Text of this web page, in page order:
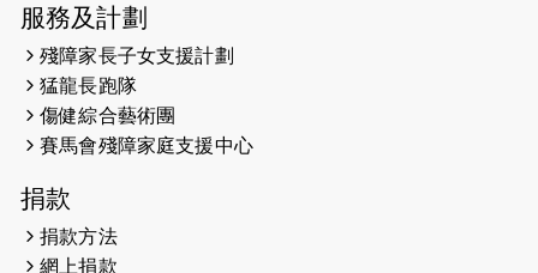
2026-05-14
（19:00開始）
2026-05-07
開始）
2026-04-30
服務及計劃
殘障家長子女支援計劃
猛龍長跑隊
傷健綜合藝術團
賽馬會殘障家庭支援中心
捐款
捐款方法
網上捐款